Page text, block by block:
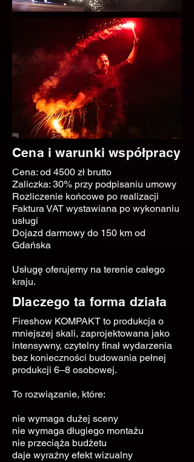
Cena i warunki współpracy
Cena: od 4500 zł brutto
Zaliczka: 30% przy podpisaniu umowy
Rozliczenie końcowe po realizacji
Faktura VAT wystawiana po wykonaniu
usługi
Dojazd darmowy do 150 km od
Gdańska
Usługę oferujemy na terenie całego
kraju.
Dlaczego ta forma działa
Fireshow KOMPAKT to produkcja o
mniejszej skali, zaprojektowana jako
intensywny, czytelny finał wydarzenia
bez konieczności budowania pełnej
produkcji 6–8 osobowej.
To rozwiązanie, które:
nie wymaga dużej sceny
nie wymaga długiego montażu
nie przeciąża budżetu
daje wyraźny efekt wizualny